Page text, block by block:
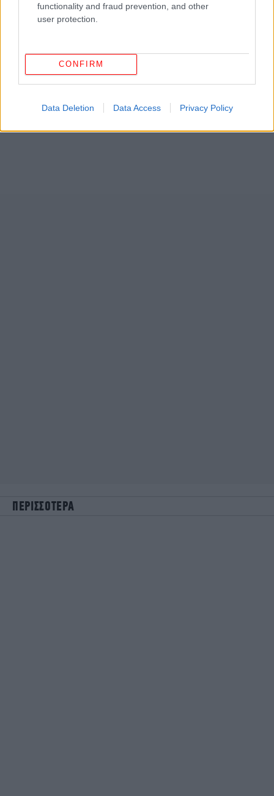
functionality and fraud prevention, and other
user protection.
CONFIRM
Data Deletion Data Access Privacy Policy
ΠΕΡΙΣΣΟΤΕΡΑ